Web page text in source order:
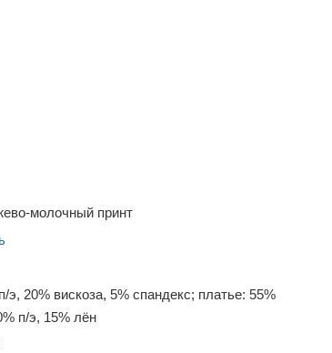
молочный принт
э, 20% вискоза, 5% спандекс; платье: 55%
п/э, 15% лён